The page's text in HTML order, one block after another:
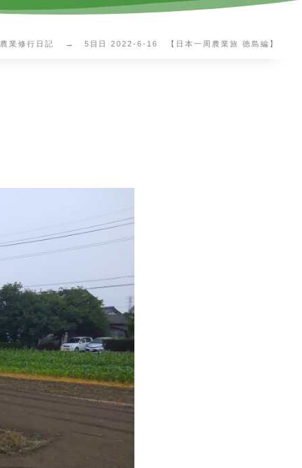
農業修行日記 5目日 2022-6-16 【日本一周農業旅 徳島編】